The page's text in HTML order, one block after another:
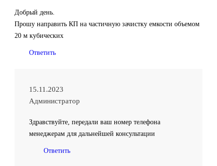
Добрый день.
Прошу направить КП на частичную зачистку емкости объемом
20 м кубических
Ответить
15.11.2023
Администратор
Здравствуйте, передали ваш номер телефона
менеджерам для дальнейшей консультации
Ответить